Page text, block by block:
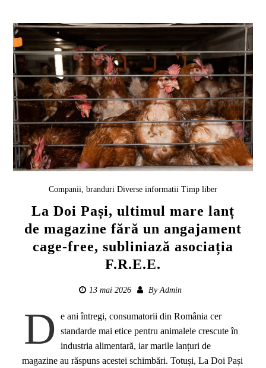
Companii, branduri Diverse informatii Timp liber
La Doi Pași, ultimul mare lanț
de magazine fără un angajament
cage-free, subliniază asociația
F.R.E.E.
13 mai 2026 By Admin
D
e ani întregi, consumatorii din România cer
standarde mai etice pentru animalele crescute în
industria alimentară, iar marile lanțuri de
magazine au răspuns acestei schimbări. Totuși, La Doi Pași